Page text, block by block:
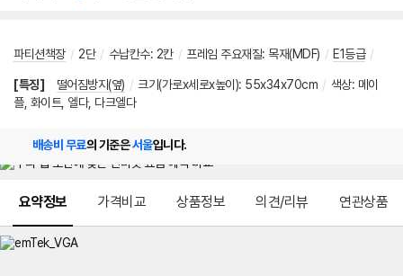
파티션책장 / 2단 / 수납칸수: 2칸 / 프레임 주요재질: 목재(MDF) / E1등급 /
[특징] 떨어짐방지(옆) / 크기(가로x세로x높이): 55x34x70cm / 색상: 메이
플, 화이트, 엘다, 다크엘다
배송비 무료의 기준은서울입니다.
요약정보 가격비교 상품정보 의견/리뷰 연관상품